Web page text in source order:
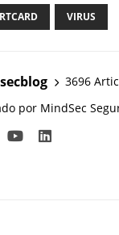
VIRUS
3696
por MindSec